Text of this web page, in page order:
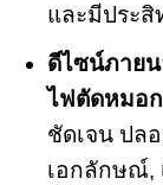
และมีประ
ดีไซน์ภาย
ไฟตัดหมอก
ชัดเจน ปล
เอกลักษณ์,